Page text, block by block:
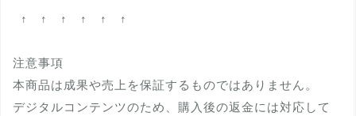
↑ ↑ ↑ ↑ ↑ ↑
注意事項
本商品は成果や売上を保証するものではありません。
デジタルコンテンツのため、購入後の返金には対応して